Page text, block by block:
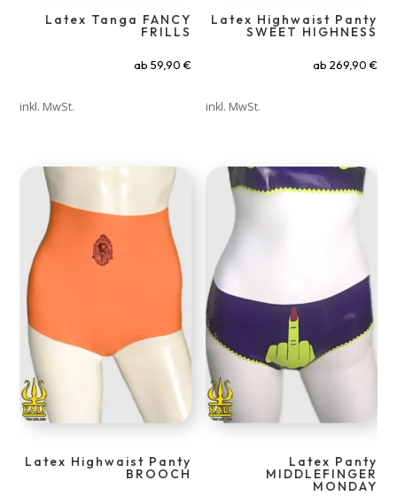
Latex Tanga FANCY
FRILLS
ab 59,90 €
inkl. MwSt.
Latex Highwaist Panty
SWEET HIGHNESS
ab 269,90 €
inkl. MwSt.
Latex Highwaist Panty
BROOCH
Latex Panty
MIDDLEFINGER
MONDAY